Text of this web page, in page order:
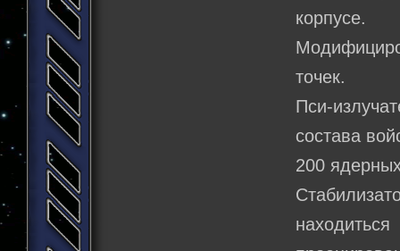
корпусе.
точек.
Пси-
состава
200